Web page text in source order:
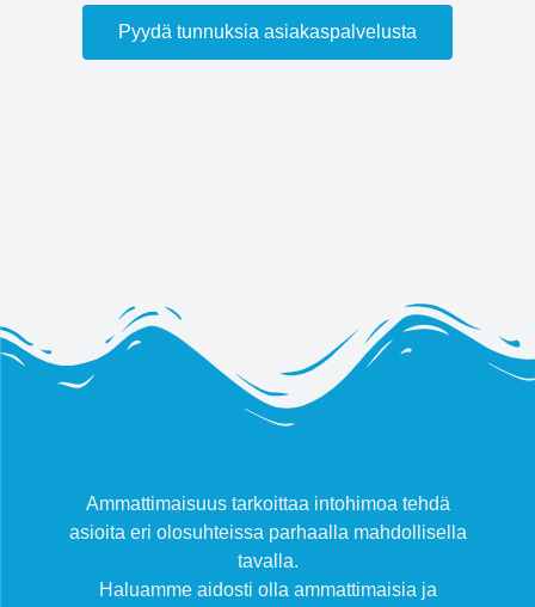
Pyydä tunnuksia asiakaspalvelusta
Ammattimaisuus tarkoittaa intohimoa tehdä
asioita eri olosuhteissa parhaalla mahdollisella
tavalla.
Haluamme aidosti olla ammattimaisia ja